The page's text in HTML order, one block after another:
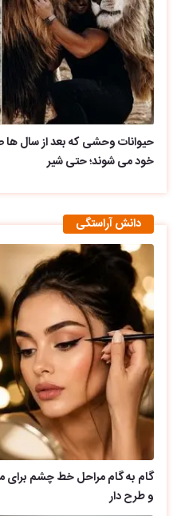
حیوانات وحشی که بعد از سال ها
خود می شوند؛ حتی شیر
دانش آراستگی
گام به گام مراحل خط چشم
و طرح دار